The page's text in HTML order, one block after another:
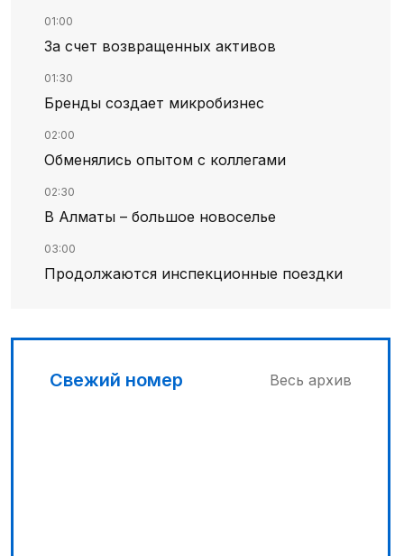
01:00
За счет возвращенных активов
01:30
Бренды создает микробизнес
02:00
Обменялись опытом с коллегами
02:30
В Алматы – большое новоселье
03:00
Продолжаются инспекционные поездки
Наш десант на Dota 2, Phygital Football и
Свежий номер Весь архив